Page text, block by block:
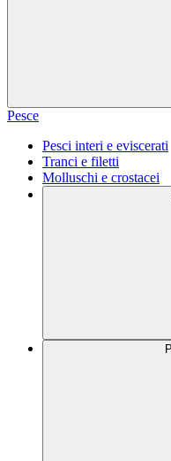
Pesce
Pesci interi e eviscerati
Tranci e filetti
Molluschi e crostacei